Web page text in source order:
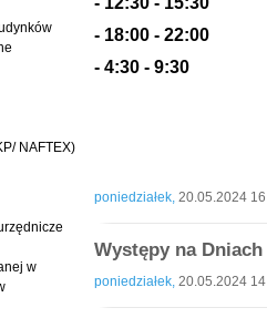
NAFTEX)
w
- 18:00 - 22:00
- 4:30 - 9:30
poniedziałek, 20.05.2024
Występy na Dniach
poniedziałek, 20.05.2024